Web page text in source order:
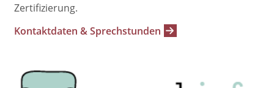
Zertifizierung.
Kontaktdaten & Sprechstunden